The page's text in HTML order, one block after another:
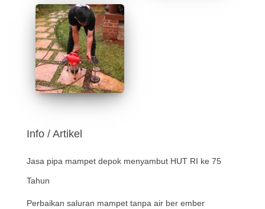
Info / Artikel
Jasa pipa mampet depok menyambut HUT RI ke 75
Tahun
Perbaikan saluran mampet tanpa air ber ember